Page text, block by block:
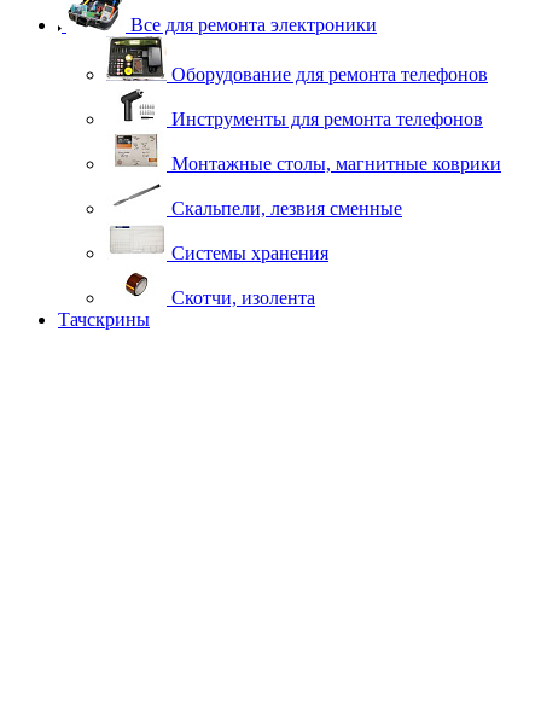
Все для ремонта электроники
Оборудование для ремонта телефонов
Инструменты для ремонта телефонов
Монтажные столы, магнитные коврики
Скальпели, лезвия сменные
Системы хранения
Скотчи, изолента
Тачскрины